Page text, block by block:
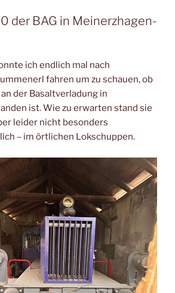
der BAG in Meinerzhagen-
ich endlich mal nach
fahren um zu schauen, ob
der Basaltverladung in
ist. Wie zu erwarten stand sie
leider nicht besonders
– im örtlichen Lokschuppen.